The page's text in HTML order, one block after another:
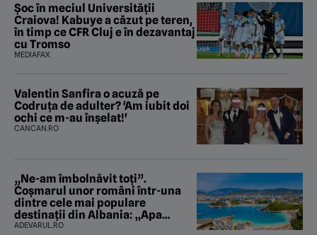
Șoc în meciul Universității
Craiova! Kabuye a căzut pe teren,
în timp ce CFR Cluj e în dezavantaj
cu Tromso
MEDIAFAX
Valentin Sanfira o acuză pe
Codruța de adulter? 'Am iubit doi
ochi ce m-au înșelat!'
CANCAN.RO
„Ne-am îmbolnăvit toți”.
Coșmarul unor români într-una
dintre cele mai populare
destinații din Albania: „Apa
mirosea a canalizare”
ADEVARUL.RO